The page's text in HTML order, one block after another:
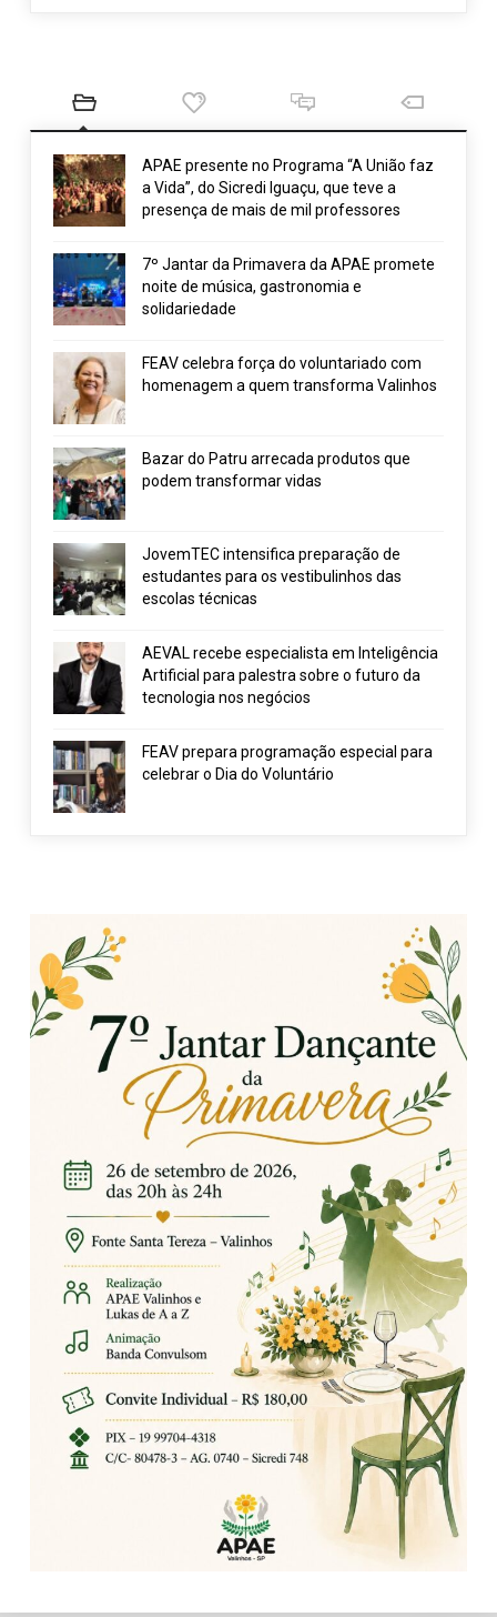
APAE presente no Programa “A União faz
a Vida”, do Sicredi Iguaçu, que teve a
presença de mais de mil professores
7º Jantar da Primavera da APAE promete
noite de música, gastronomia e
solidariedade
FEAV celebra força do voluntariado com
homenagem a quem transforma Valinhos
Bazar do Patru arrecada produtos que
podem transformar vidas
JovemTEC intensifica preparação de
estudantes para os vestibulinhos das
escolas técnicas
AEVAL recebe especialista em Inteligência
Artificial para palestra sobre o futuro da
tecnologia nos negócios
FEAV prepara programação especial para
celebrar o Dia do Voluntário